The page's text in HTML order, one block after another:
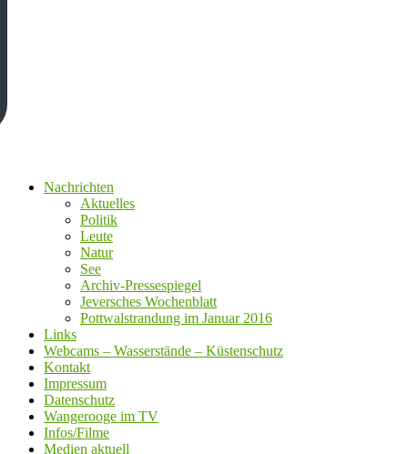
Nachrichten
Aktuelles
Politik
Leute
Natur
See
Archiv-Pressespiegel
Jeversches Wochenblatt
Pottwalstrandung im Januar 2016
Links
Webcams – Wasserstände – Küstenschutz
Kontakt
Impressum
Datenschutz
Wangerooge im TV
Infos/Filme
Medien aktuell